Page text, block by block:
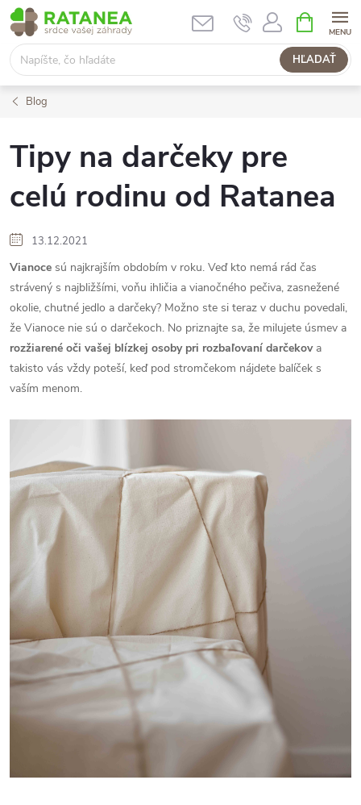
Prejsť
na
obsah
HĽADAŤ
KOŠÍK
Blog
Tipy na darčeky pre
celú rodinu od Ratanea
13.12.2021
Vianoce sú najkrajším obdobím v roku. Veď kto nemá rád čas
strávený s najbližšími, voňu ihličia a vianočného pečiva, zasnežené
okolie, chutné jedlo a darčeky? Možno ste si teraz v duchu povedali,
že Vianoce nie sú o darčekoch. No priznajte sa, že milujete úsmev a
rozžiarené oči vašej blízkej osoby pri rozbaľovaní darčekova
takisto vás vždy poteší, keď pod stromčekom nájdete balíček s
vaším menom.